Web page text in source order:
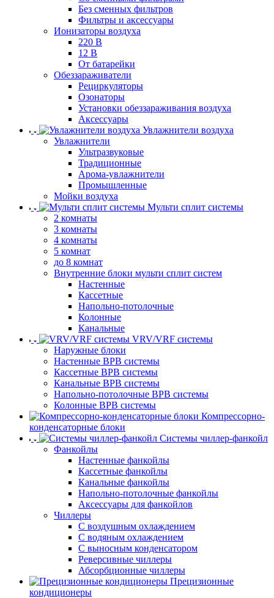
Без сменных фильтров
Фильтры и аксессуары
Ионизаторы воздуха
220 В
12 В
От батарейки
Обеззараживатели
Рециркуляторы
Озонаторы
Установки обеззараживания воздуха
Аксессуары
Увлажнители воздуха
Увлажнители
Ультразвуковые
Традиционные
Арома-увлажнители
Промышленные
Мойки воздуха
Мульти сплит системы
2 комнаты
3 комнаты
4 комнаты
5 комнат
до 8 комнат
Внутренние блоки мульти сплит систем
Настенные
Кассетные
Напольно-потолочные
Колонные
Канальные
VRV/VRF системы
Наружные блоки
Настенные ВРВ системы
Кассетные ВРВ системы
Канальные ВРВ системы
Напольно-потолочные ВРВ системы
Колонные ВРВ системы
Компрессорно-
конденсаторные блоки
Системы чиллер-фанкойл
Фанкойлы
Настенные фанкойлы
Кассетные фанкойлы
Канальные фанкойлы
Напольно-потолочные фанкойлы
Аксессуары для фанкойлов
Чиллеры
С воздушным охлаждением
С водяным охлаждением
С выносным конденсатором
Реверсивные чиллеры
Абсорбционные чиллеры
Прецизионные
кондиционеры